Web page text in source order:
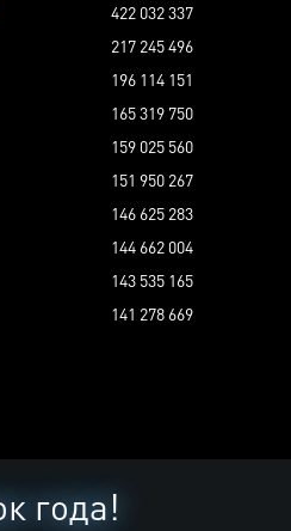
422 032 337
217 245 496
196 114 151
165 319 750
159 025 560
151 950 267
146 625 283
144 662 004
143 535 165
141 278 669
года!